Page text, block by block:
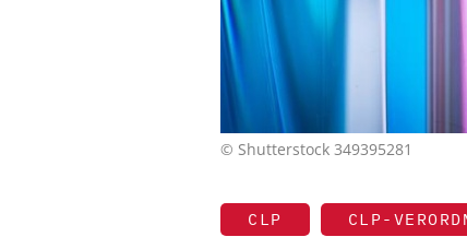
© Shutterstock 349395281
CLP CLP-